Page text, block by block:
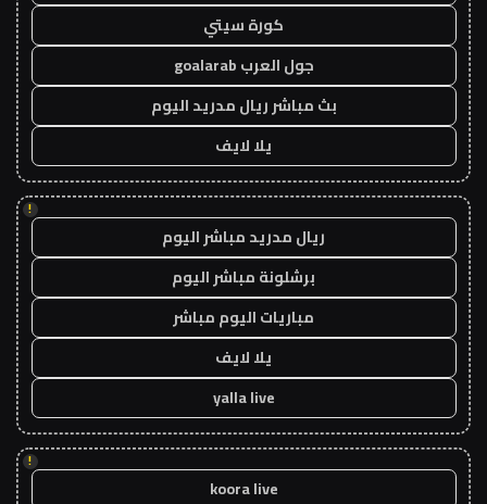
كورة سيتي
جول العرب goalarab
بث مباشر ريال مدريد اليوم
يلا لايف
!
ريال مدريد مباشر اليوم
برشلونة مباشر اليوم
مباريات اليوم مباشر
يلا لايف
yalla live
!
koora live